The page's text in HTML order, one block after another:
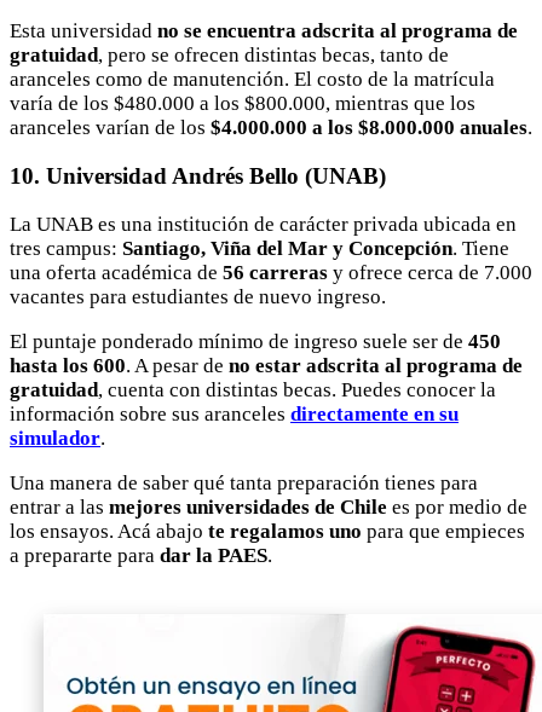
Esta universidad no se encuentra adscrita al programa de
gratuidad, pero se ofrecen distintas becas, tanto de
aranceles como de manutención. El costo de la matrícula
varía de los $480.000 a los $800.000, mientras que los
aranceles varían de los $4.000.000 a los $8.000.000 anuales.
10. Universidad Andrés Bello (UNAB)
La UNAB es una institución de carácter privada ubicada en
tres campus: Santiago, Viña del Mar y Concepción. Tiene
una oferta académica de 56 carreras y ofrece cerca de 7.000
vacantes para estudiantes de nuevo ingreso.
El puntaje ponderado mínimo de ingreso suele ser de 450
hasta los 600. A pesar de no estar adscrita al programa de
gratuidad, cuenta con distintas becas. Puedes conocer la
información sobre sus aranceles directamente en su
simulador.
Una manera de saber qué tanta preparación tienes para
entrar a las mejores universidades de Chile es por medio de
los ensayos. Acá abajo te regalamos uno para que empieces
a prepararte para dar la PAES.